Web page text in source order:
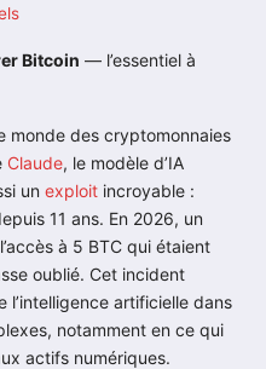
Bitcoin — l’essentiel à
monde des cryptomonnaies
Claude, le modèle d’IA
un exploit incroyable :
11 ans. En 2026, un
à 5 BTC qui étaient
oublié. Cet incident
l’intelligence artificielle dans
notamment en ce qui
actifs numériques.